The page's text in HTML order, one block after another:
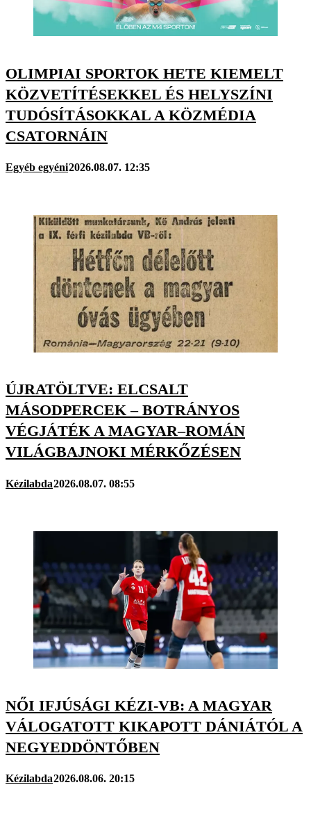
OLIMPIAI SPORTOK HETE KIEMELT
KÖZVETÍTÉSEKKEL ÉS HELYSZÍNI
TUDÓSÍTÁSOKKAL A KÖZMÉDIA
CSATORNÁIN
Egyéb egyéni2026.08.07. 12:35
ÚJRATÖLTVE: ELCSALT
MÁSODPERCEK – BOTRÁNYOS
VÉGJÁTÉK A MAGYAR–ROMÁN
VILÁGBAJNOKI MÉRKŐZÉSEN
Kézilabda2026.08.07. 08:55
NŐI IFJÚSÁGI KÉZI-VB: A MAGYAR
VÁLOGATOTT KIKAPOTT DÁNIÁTÓL A
NEGYEDDÖNTŐBEN
Kézilabda2026.08.06. 20:15